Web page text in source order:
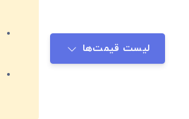
لیست قیمت‌ها